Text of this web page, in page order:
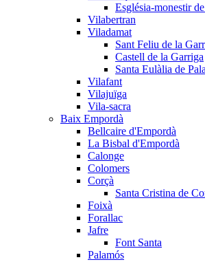
Església-monestir
Vilabertran
Viladamat
Sant Feliu de la
Castell de la Garriga
Santa Eulàlia de
Vilafant
Vilajuïga
Vila-sacra
Baix Empordà
Bellcaire d'Empordà
La Bisbal d'Empordà
Calonge
Colomers
Corçà
Santa Cristina de
Foixà
Forallac
Jafre
Font Santa
Palamós